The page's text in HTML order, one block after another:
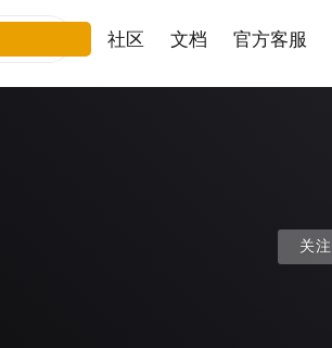
社区 文档 官方客服
关注